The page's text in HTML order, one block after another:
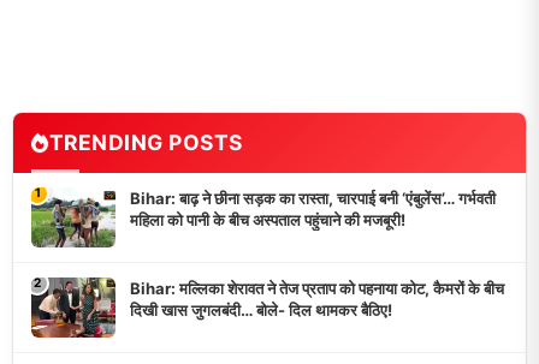
TRENDING POSTS
1
Bihar: बाढ़ ने छीना सड़क का रास्ता, चारपाई बनी ‘एंबुलेंस’… गर्भवती
महिला को पानी के बीच अस्पताल पहुंचाने की मजबूरी!
2
Bihar: मल्लिका शेरावत ने तेज प्रताप को पहनाया कोट, कैमरों के बीच
दिखी खास जुगलबंदी… बोले- दिल थामकर बैठिए!